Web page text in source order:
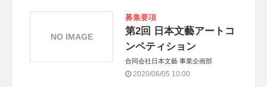
募集要項
第2回 日本文藝アートコ
ンペティション
合同会社日本文藝 事業企画部
2020/06/05 10:00
NO IMAGE